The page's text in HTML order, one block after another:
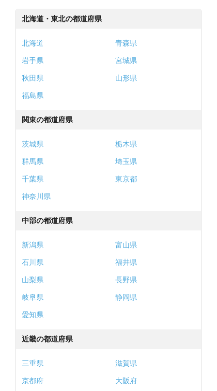
北海道・東北の都道府県
北海道
青森県
岩手県
宮城県
秋田県
山形県
福島県
関東の都道府県
茨城県
栃木県
群馬県
埼玉県
千葉県
東京都
神奈川県
中部の都道府県
新潟県
富山県
石川県
福井県
山梨県
長野県
岐阜県
静岡県
愛知県
近畿の都道府県
三重県
滋賀県
京都府
大阪府